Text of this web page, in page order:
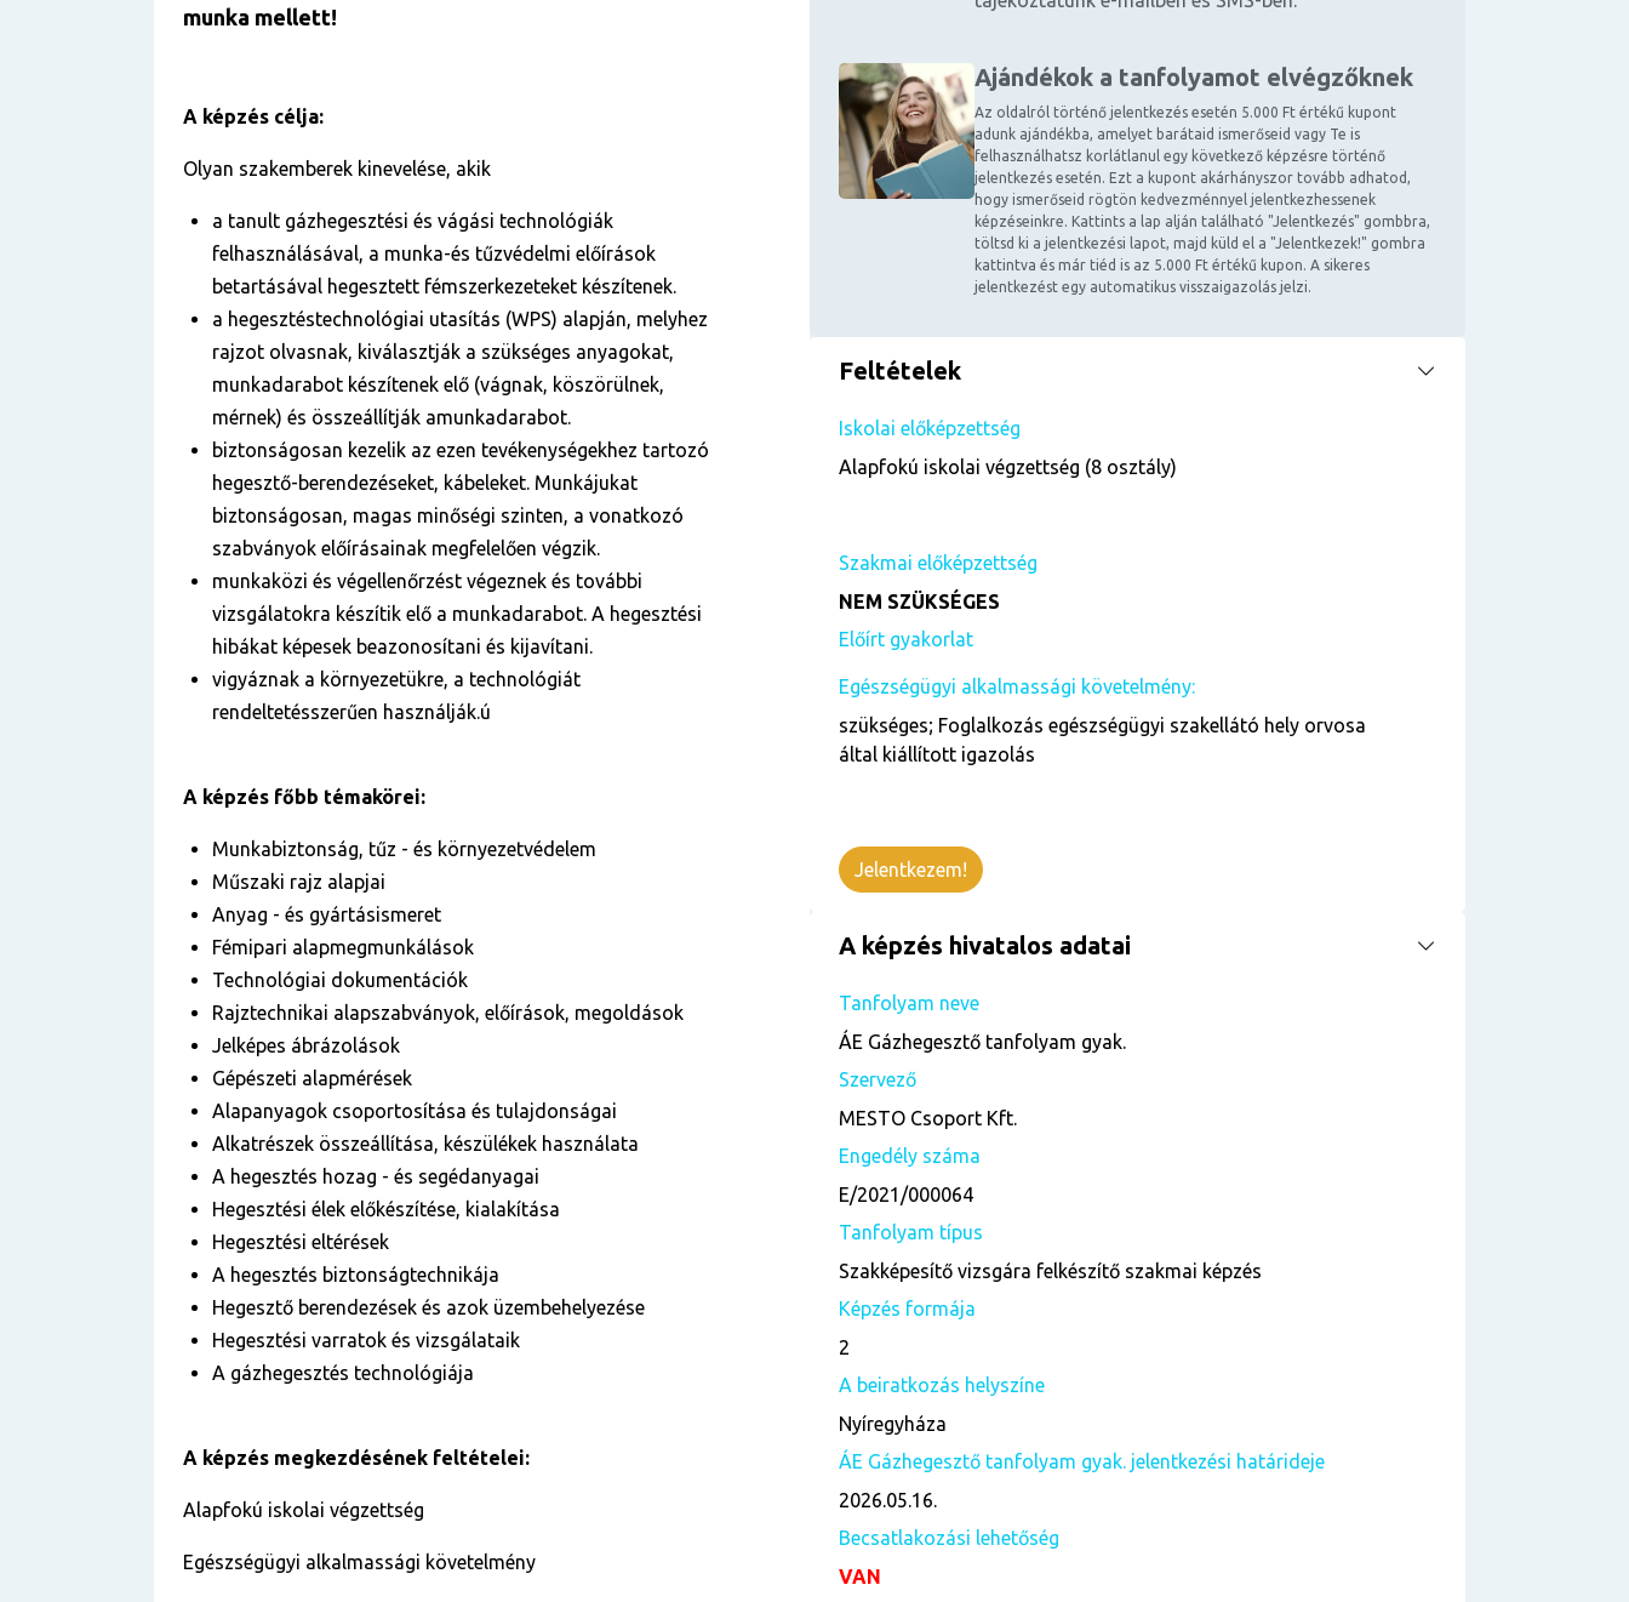
munka mellett!
A képzés célja:
Olyan szakemberek kinevelése, akik
a tanult gázhegesztési és vágási technológiák
felhasználásával, a munka-és tűzvédelmi előírások
betartásával hegesztett fémszerkezeteket készítenek.
a hegesztéstechnológiai utasítás (WPS) alapján, melyhez
rajzot olvasnak, kiválasztják a szükséges anyagokat,
munkadarabot készítenek elő (vágnak, köszörülnek,
mérnek) és összeállítják amunkadarabot.
biztonságosan kezelik az ezen tevékenységekhez tartozó
hegesztő-berendezéseket, kábeleket. Munkájukat
biztonságosan, magas minőségi szinten, a vonatkozó
szabványok előírásainak megfelelően végzik.
munkaközi és végellenőrzést végeznek és további
vizsgálatokra készítik elő a munkadarabot. A hegesztési
hibákat képesek beazonosítani és kijavítani.
vigyáznak a környezetükre, a technológiát
rendeltetésszerűen használják.ú
A képzés főbb témakörei:
Munkabiztonság, tűz - és környezetvédelem
Műszaki rajz alapjai
Anyag - és gyártásismeret
Fémipari alapmegmunkálások
Technológiai dokumentációk
Rajztechnikai alapszabványok, előírások, megoldások
Jelképes ábrázolások
Gépészeti alapmérések
Alapanyagok csoportosítása és tulajdonságai
Alkatrészek összeállítása, készülékek használata
A hegesztés hozag - és segédanyagai
Hegesztési élek előkészítése, kialakítása
Hegesztési eltérések
A hegesztés biztonságtechnikája
Hegesztő berendezések és azok üzembehelyezése
Hegesztési varratok és vizsgálataik
A gázhegesztés technológiája
A képzés megkezdésének feltételei:
Alapfokú iskolai végzettség
Egészségügyi alkalmassági követelmény
Ajándékok a tanfolyamot elvégzőknek
Az oldalról történő jelentkezés esetén 5.000 Ft értékű kupont
adunk ajándékba, amelyet barátaid ismerőseid vagy Te is
felhasználhatsz korlátlanul egy következő képzésre történő
jelentkezés esetén. Ezt a kupont akárhányszor tovább adhatod,
hogy ismerőseid rögtön kedvezménnyel jelentkezhessenek
képzéseinkre. Kattints a lap alján található "Jelentkezés" gombbra,
töltsd ki a jelentkezési lapot, majd küld el a "Jelentkezek!" gombra
kattintva és már tiéd is az 5.000 Ft értékű kupon. A sikeres
jelentkezést egy automatikus visszaigazolás jelzi.
Feltételek
Iskolai előképzettség
Alapfokú iskolai végzettség (8 osztály)
Szakmai előképzettség
NEM SZÜKSÉGES
Előírt gyakorlat
Egészségügyi alkalmassági követelmény:
szükséges; Foglalkozás egészségügyi szakellátó hely orvosa
által kiállított igazolás
Jelentkezem!
A képzés hivatalos adatai
Tanfolyam neve
ÁE Gázhegesztő tanfolyam gyak.
Szervező
MESTO Csoport Kft.
Engedély száma
E/2021/000064
Tanfolyam típus
Szakképesítő vizsgára felkészítő szakmai képzés
Képzés formája
2
A beiratkozás helyszíne
Nyíregyháza
ÁE Gázhegesztő tanfolyam gyak. jelentkezési határideje
2026.05.16.
Becsatlakozási lehetőség
VAN